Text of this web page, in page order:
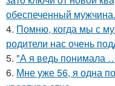
обеспеченный мужчина.
4. Помню, когда мы с
родители нас очень
5. "А я ведь понимала
6. Мне уже 56, я одна